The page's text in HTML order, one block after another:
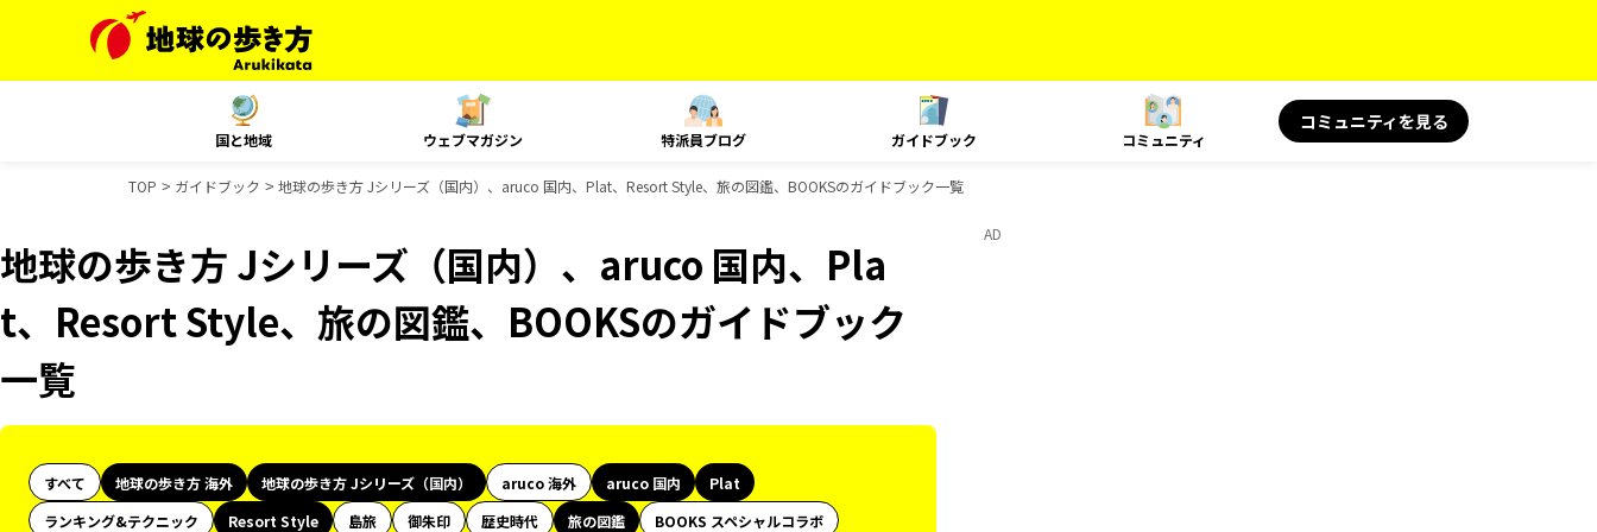
国と地域 ウェブマガジン 特派員ブログ ガイドブック コミュニティ
コミュニティを見る
TOP ガイドブック 地球の歩き方 Jシリーズ（国内）、aruco 国内、Plat、Resort Style、旅の図鑑、BOOKSのガイドブック一覧
地球の歩き方 Jシリーズ（国内）、aruco 国内、Pla
t、Resort Style、旅の図鑑、BOOKSのガイドブック
一覧
すべて 地球の歩き方 海外 地球の歩き方 Jシリーズ（国内） aruco 海外 aruco 国内
Plat
ランキング&テクニック
Resort Style 島旅 御朱印 歴史時代 旅の図鑑 BOOKS スペシャルコラボ
AD